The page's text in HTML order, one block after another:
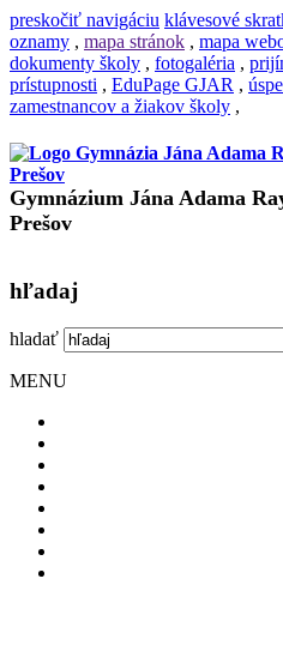
preskočiť navigáciu klávesové
oznamy , mapa stránok , mapa
dokumenty školy , fotogaléria ,
prístupnosti , EduPage GJAR ,
zamestnancov a žiakov školy ,
Gymnázium Jána Adama
Prešov
hľadaj
hladať
MENU